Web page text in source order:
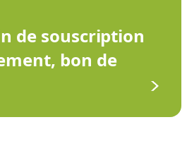
de souscription
bon de